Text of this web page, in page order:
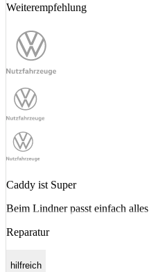
Weiterempfehlung
Caddy ist Super
Beim Lindner passt einfach alles
Reparatur
hilfreich